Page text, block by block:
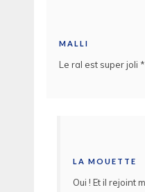
MALLI
Le ral est super joli
LA MOUETTE
Oui ! Et il rejoint